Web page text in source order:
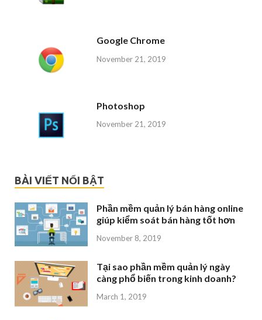
Google Chrome
November 21, 2019
Photoshop
November 21, 2019
BÀI VIẾT NỔI BẬT
Phần mềm quản lý bán hàng online
giúp kiểm soát bán hàng tốt hơn
November 8, 2019
Tại sao phần mềm quản lý ngày
càng phổ biến trong kinh doanh?
March 1, 2019